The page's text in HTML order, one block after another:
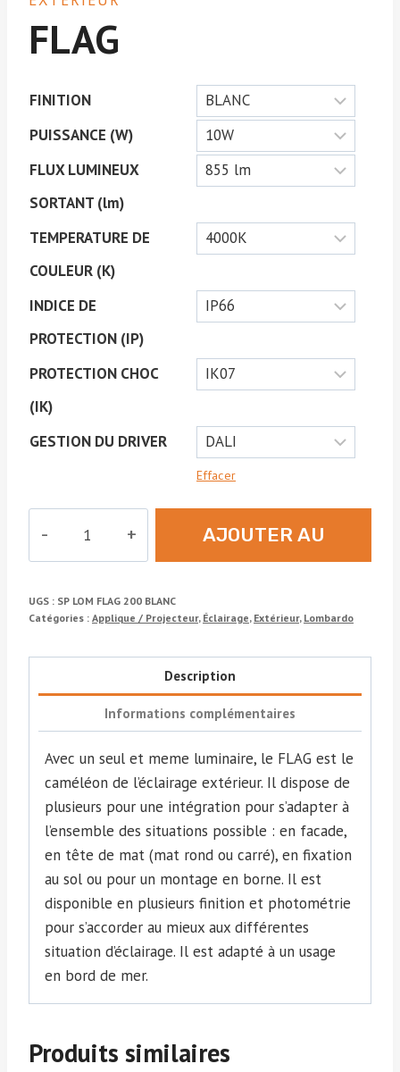
FLAG
FINITION
PUISSANCE (W)
FLUX LUMINEUX
SORTANT (lm)
TEMPERATURE DE
COULEUR (K)
INDICE DE
PROTECTION (IP)
PROTECTION CHOC
(IK)
GESTION DU DRIVER
Effacer
FLAG
AJOUTER AU
UGS : SP LOM FLAG 200 BLANC
Catégories : Applique / Projecteur, Éclairage, Extérieur, Lombardo
Description
Informations complémentaires
Avec un seul et meme luminaire, le FLAG est le
caméléon de l’éclairage extérieur. Il dispose de
plusieurs pour une intégration pour s’adapter à
l’ensemble des situations possible : en facade,
en tête de mat (mat rond ou carré), en fixation
au sol ou pour un montage en borne. Il est
disponible en plusieurs finition et photométrie
pour s’accorder au mieux aux différentes
situation d’éclairage. Il est adapté à un usage
en bord de mer.
Produits similaires